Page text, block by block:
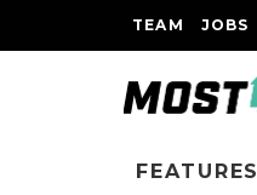
TEAM JOBS
FEATURES